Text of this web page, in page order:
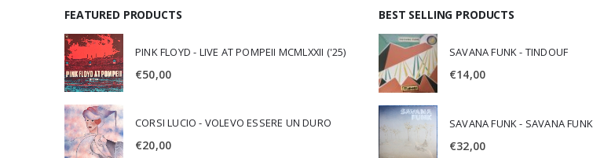
FEATURED PRODUCTS
PINK FLOYD - LIVE AT POMPEII MCMLXXII ('25)
€50,00
CORSI LUCIO - VOLEVO ESSERE UN DURO
€20,00
BEST SELLING PRODUCTS
SAVANA FUNK - TINDOUF
€14,00
SAVANA FUNK - SAVANA FUNK
€32,00